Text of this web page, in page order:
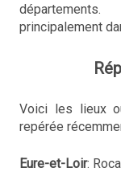
principalement
Voici les lieux
repérée
Eure-et-Loir: